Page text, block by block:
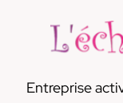
Entreprise